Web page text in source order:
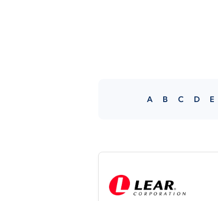
A B C D E